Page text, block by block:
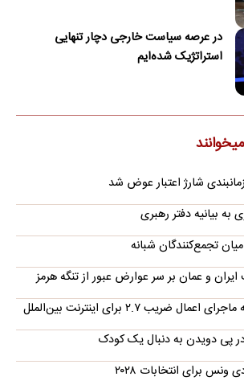
در عرصه سیاست خارجی دچار تنهایی
استراتژیک شده‌ایم
شارژ اعتبار عوض شد
بیانیه دفتر رهبری
تجمع‌کنندگان شبانه
ایران و عمان بر سر عوارض عبور از تنگه هرمز
۲.۷ برای اینترنت بین‌الملل
در پی دویدن به دنبال یک کودک
برای انتخابات ۲۰۲۸